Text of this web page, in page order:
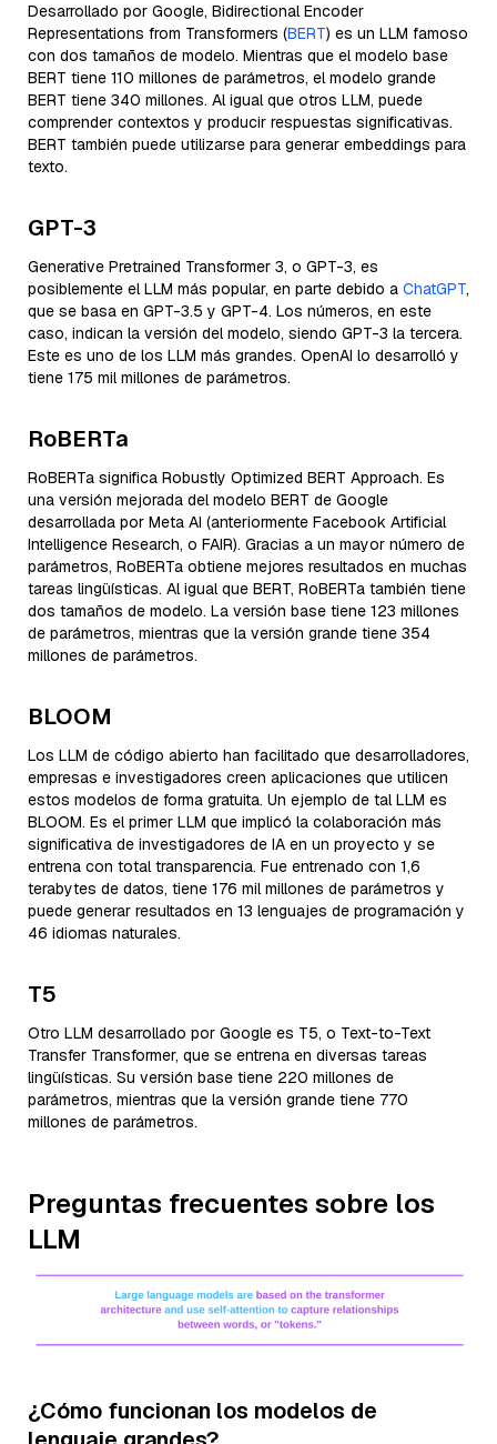
Desarrollado por Google, Bidirectional Encoder
Representations from Transformers (BERT) es un LLM famoso
con dos tamaños de modelo. Mientras que el modelo base
BERT tiene 110 millones de parámetros, el modelo grande
BERT tiene 340 millones. Al igual que otros LLM, puede
comprender contextos y producir respuestas significativas.
BERT también puede utilizarse para generar embeddings para
texto.
GPT-3
Generative Pretrained Transformer 3, o GPT-3, es
posiblemente el LLM más popular, en parte debido a ChatGPT,
que se basa en GPT-3.5 y GPT-4. Los números, en este
caso, indican la versión del modelo, siendo GPT-3 la tercera.
Este es uno de los LLM más grandes. OpenAI lo desarrolló y
tiene 175 mil millones de parámetros.
RoBERTa
RoBERTa significa Robustly Optimized BERT Approach. Es
una versión mejorada del modelo BERT de Google
desarrollada por Meta AI (anteriormente Facebook Artificial
Intelligence Research, o FAIR). Gracias a un mayor número de
parámetros, RoBERTa obtiene mejores resultados en muchas
tareas lingüísticas. Al igual que BERT, RoBERTa también tiene
dos tamaños de modelo. La versión base tiene 123 millones
de parámetros, mientras que la versión grande tiene 354
millones de parámetros.
BLOOM
Los LLM de código abierto han facilitado que desarrolladores,
empresas e investigadores creen aplicaciones que utilicen
estos modelos de forma gratuita. Un ejemplo de tal LLM es
BLOOM. Es el primer LLM que implicó la colaboración más
significativa de investigadores de IA en un proyecto y se
entrena con total transparencia. Fue entrenado con 1,6
terabytes de datos, tiene 176 mil millones de parámetros y
puede generar resultados en 13 lenguajes de programación y
46 idiomas naturales.
T5
Otro LLM desarrollado por Google es T5, o Text-to-Text
Transfer Transformer, que se entrena en diversas tareas
lingüísticas. Su versión base tiene 220 millones de
parámetros, mientras que la versión grande tiene 770
millones de parámetros.
Preguntas frecuentes sobre los
LLM
¿Cómo funcionan los modelos de